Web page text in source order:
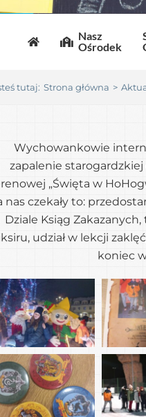
Nasz
Ośrodek
tutaj: Strona główna >
Wychowankowie
zapalenie starogardzkiej
„Święta w
nas czekały to:
Dziale Ksiąg
udział w lekcji
koniec